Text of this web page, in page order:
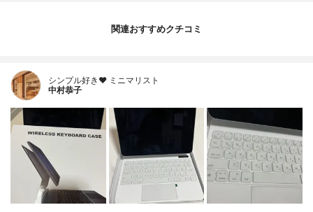
関連おすすめクチコミ
シンプル好き❤︎ ミニマリスト
中村恭子